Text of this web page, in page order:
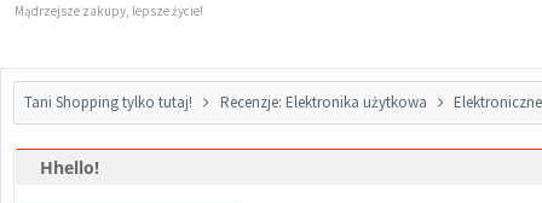
Mądrzejsze zakupy, lepsze życie!
Tani Shopping tylko tutaj! Recenzje: Elektronika użytkowa
głosów - średnia: 0
Hhello!